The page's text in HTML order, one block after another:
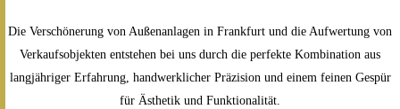
Die Verschönerung von Außenanlagen in Frankfurt und die Aufwertung von
Verkaufsobjekten entstehen bei uns durch die perfekte Kombination aus
langjähriger Erfahrung, handwerklicher Präzision und einem feinen Gespür
für Ästhetik und Funktionalität.